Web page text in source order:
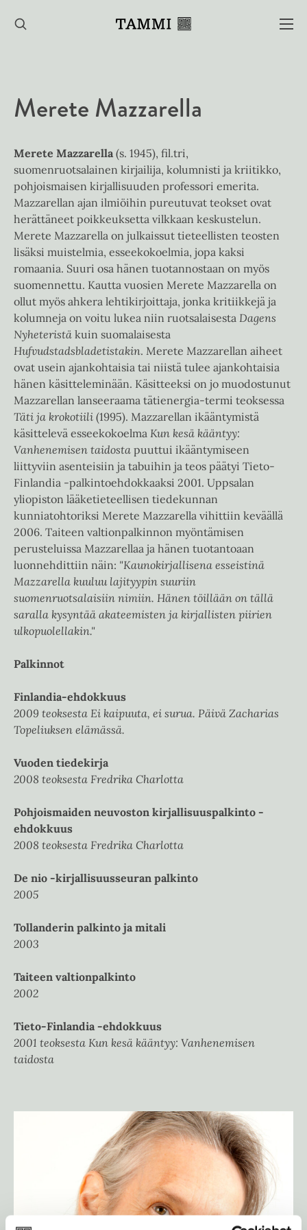
sisältöön
Merete Mazzarella
Merete Mazzarella (s. 1945), fil.tri,
suomenruotsalainen kirjailija, kolumnisti ja kriitikko,
pohjoismaisen kirjallisuuden professori emerita.
Mazzarellan ajan ilmiöihin pureutuvat teokset ovat
herättäneet poikkeuksetta vilkkaan keskustelun.
Merete Mazzarella on julkaissut tieteellisten teosten
lisäksi muistelmia, esseekokoelmia, jopa kaksi
romaania. Suuri osa hänen tuotannostaan on myös
suomennettu. Kautta vuosien Merete Mazzarella on
ollut myös ahkera lehtikirjoittaja, jonka kritiikkejä ja
kolumneja on voitu lukea niin ruotsalaisesta Dagens
Nyheteristä kuin suomalaisesta
Hufvudstadsbladetistakin. Merete Mazzarellan aiheet
ovat usein ajankohtaisia tai niistä tulee ajankohtaisia
hänen käsitteleminään. Käsitteeksi on jo muodostunut
Mazzarellan lanseeraama tätienergia-termi teoksessa
Täti ja krokotiili (1995). Mazzarellan ikääntymistä
käsittelevä esseekokoelma Kun kesä kääntyy:
Vanhenemisen taidosta puuttui ikääntymiseen
liittyviin asenteisiin ja tabuihin ja teos päätyi Tieto-
Finlandia -palkintoehdokkaaksi 2001. Uppsalan
yliopiston lääketieteellisen tiedekunnan
kunniatohtoriksi Merete Mazzarella vihittiin keväällä
2006. Taiteen valtionpalkinnon myöntämisen
perusteluissa Mazzarellaa ja hänen tuotantoaan
luonnehdittiin näin: "Kaunokirjallisena esseistinä
Mazzarella kuuluu lajityypin suuriin
suomenruotsalaisiin nimiin. Hänen töillään on tällä
saralla kysyntää akateemisten ja kirjallisten piirien
ulkopuolellakin."
Palkinnot
Finlandia-ehdokkuus
2009 teoksesta Ei kaipuuta, ei surua. Päivä Zacharias
Topeliuksen elämässä.
Vuoden tiedekirja
2008 teoksesta Fredrika Charlotta
Pohjoismaiden neuvoston kirjallisuuspalkinto -
ehdokkuus
2008 teoksesta Fredrika Charlotta
De nio -kirjallisuusseuran palkinto
2005
Tollanderin palkinto ja mitali
2003
Taiteen valtionpalkinto
2002
Tieto-Finlandia -ehdokkuus
2001 teoksesta Kun kesä kääntyy: Vanhenemisen
taidosta